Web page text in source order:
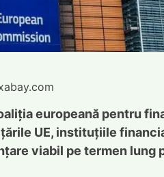
europeană pentru
UE, instituțiile
viabil pe termen